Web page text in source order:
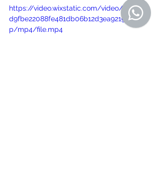
https://video.wixstatic.com/video/a9c8e7_
d9fbe22088fe481db06b12d3ea9219f0/720
p/mp4/file.mp4